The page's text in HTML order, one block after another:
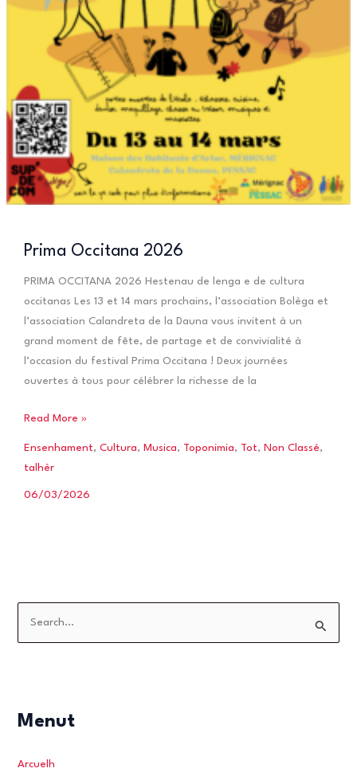
Prima Occitana 2026
PRIMA OCCITANA 2026 Hestenau de lenga e de cultura
occitanas Les 13 et 14 mars prochains, l’association Bolèga et
l’association Calandreta de la Dauna vous invitent à un
grand moment de fête, de partage et de convivialité à
l’occasion du festival Prima Occitana ! Deux journées
ouvertes à tous pour célébrer la richesse de la
Prima
Read More »
Ensenhament, Cultura, Musica, Toponimia, Tot, Non Classé,
talhèr
06/03/2026
hMenut
Arcuelh